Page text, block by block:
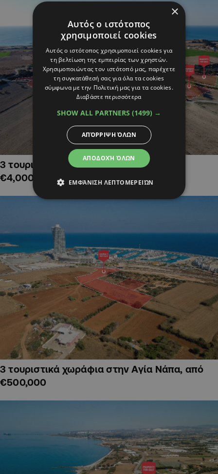
3 τουριστικά χωράφια στην Αλαμινό,
€4,000,000
3 τουριστικά χωράφια στην Αγία Νάπα, από
€500,000
×
Αυτός ο ιστότοπος
χρησιμοποιεί cookies
Αυτός ο ιστότοπος χρησιμοποιεί cookies για
τη βελτίωση της εμπειρίας των χρηστών.
Χρησιμοποιώντας τον ιστότοπό μας, παρέχετε
τη συγκατάθεσή σας για όλα τα cookies
σύμφωνα με την Πολιτική μας για τα cookies.
Διαβάστε περισσότερα
SHOW ALL PARTNERS (1499) →
ΑΠΟΔΟΧΉ ΌΛΩΝ
ΑΠΌΡΡΙΨΗ ΌΛΩΝ
ΕΜΦΆΝΙΣΗ ΛΕΠΤΟΜΕΡΕΙΏΝ